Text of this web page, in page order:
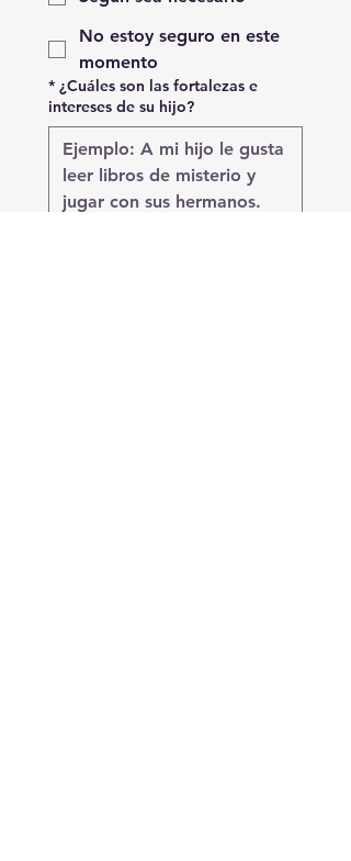
No estoy seguro en este
momento
* ¿Cuáles son las fortalezas e
intereses de su hijo?